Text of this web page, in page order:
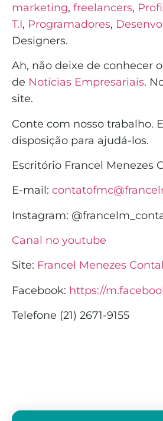
marketing, freelancers,
T.I, Programadores,
Designers.
Ah, não deixe de conhecer
de Notícias Empresariais.
site.
Conte com nosso trabalho.
disposição para ajudá-los.
Escritório Francel Menezes
E-mail:
Instagram:
Canal no youtube
Site: Francel Menezes
Facebook: https://
Telefone (21) 2671-9155